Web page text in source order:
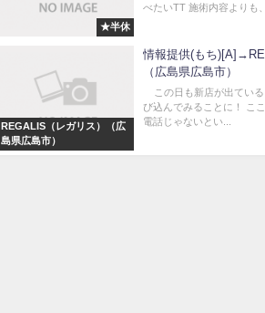
★半休
べたいTT 施術内容よりも
REGALIS（レガリス）（広
島県広島市）
情報提供(もち
（広島県広島市）
この日も新店が出てい
び込んでみることに！ こ
電話じゃないとい...